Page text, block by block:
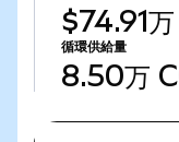
$74.91万
循環供給量
8.50万